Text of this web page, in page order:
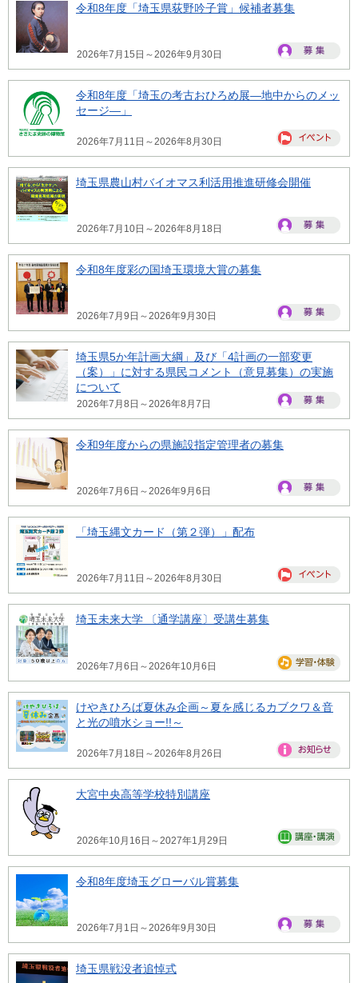
令和8年度「埼玉県荻野吟子賞」候補者募集
2026年7月15日～2026年9月30日
令和8年度「埼玉の考古おひろめ展―地中からのメッ
セージ―」
2026年7月11日～2026年8月30日
埼玉県農山村バイオマス利活用推進研修会開催
2026年7月10日～2026年8月18日
令和8年度彩の国埼玉環境大賞の募集
2026年7月9日～2026年9月30日
埼玉県5か年計画大綱」及び「4計画の一部変更
（案）」に対する県民コメント（意見募集）の実施
について
2026年7月8日～2026年8月7日
令和9年度からの県施設指定管理者の募集
2026年7月6日～2026年9月6日
「埼玉縄文カード（第２弾）」配布
2026年7月11日～2026年8月30日
埼玉未来大学 〔通学講座〕受講生募集
2026年7月6日～2026年10月6日
けやきひろば夏休み企画～夏を感じるカブクワ＆音
と光の噴水ショー!!～
2026年7月18日～2026年8月26日
大宮中央高等学校特別講座
2026年10月16日～2027年1月29日
令和8年度埼玉グローバル賞募集
2026年7月1日～2026年9月30日
埼玉県戦没者追悼式